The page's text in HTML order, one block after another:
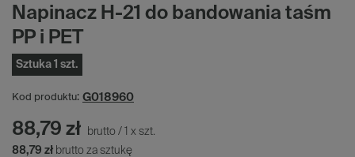
Napinacz H-21 do bandowania taśm
PP i PET
Sztuka 1 szt.
Kod produktu: G018960
88,79 zł brutto / 1 x szt.
88,79 zł brutto za sztukę